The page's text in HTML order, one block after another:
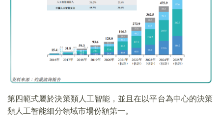
第四範式屬於決策類人工智能，並且在以平台為中心的決策
類人工智能細分領域市場份額第一。